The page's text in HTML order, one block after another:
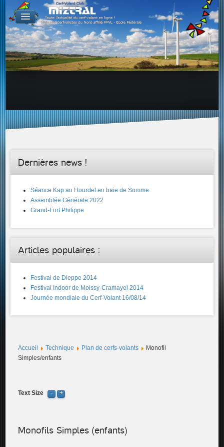
De par le monde
GALERIES
Galerie Photo
Galerie KAP
Galerie Vidéo
Proposer un lien sur votre site Web
Proposer un nouveau lien !
Dernières news !
Séance Kap au Hourdel en baie de Somme
Assemblée Générale 2022
Grand-Fort Philippe
Articles populaires :
Festival de Dieppe 2014
Festival Indoor de Moissy-Cramayel 2014
Journée mondiale du Cerf-Volant 16/08/14
Accueil Technique Plan de cerfs-volants
Monofil
Simples/enfants
Text Size
Monofils Simples (enfants)